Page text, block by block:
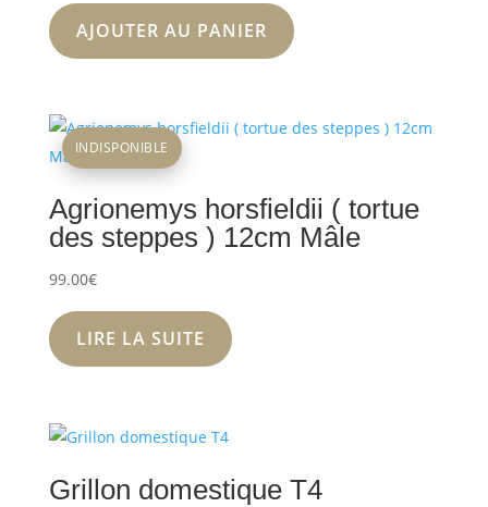
AJOUTER AU PANIER
Agrionemys horsfieldii ( tortue
des steppes ) 12cm Mâle
99.00€
INDISPONIBLE
LIRE LA SUITE
Grillon domestique T4